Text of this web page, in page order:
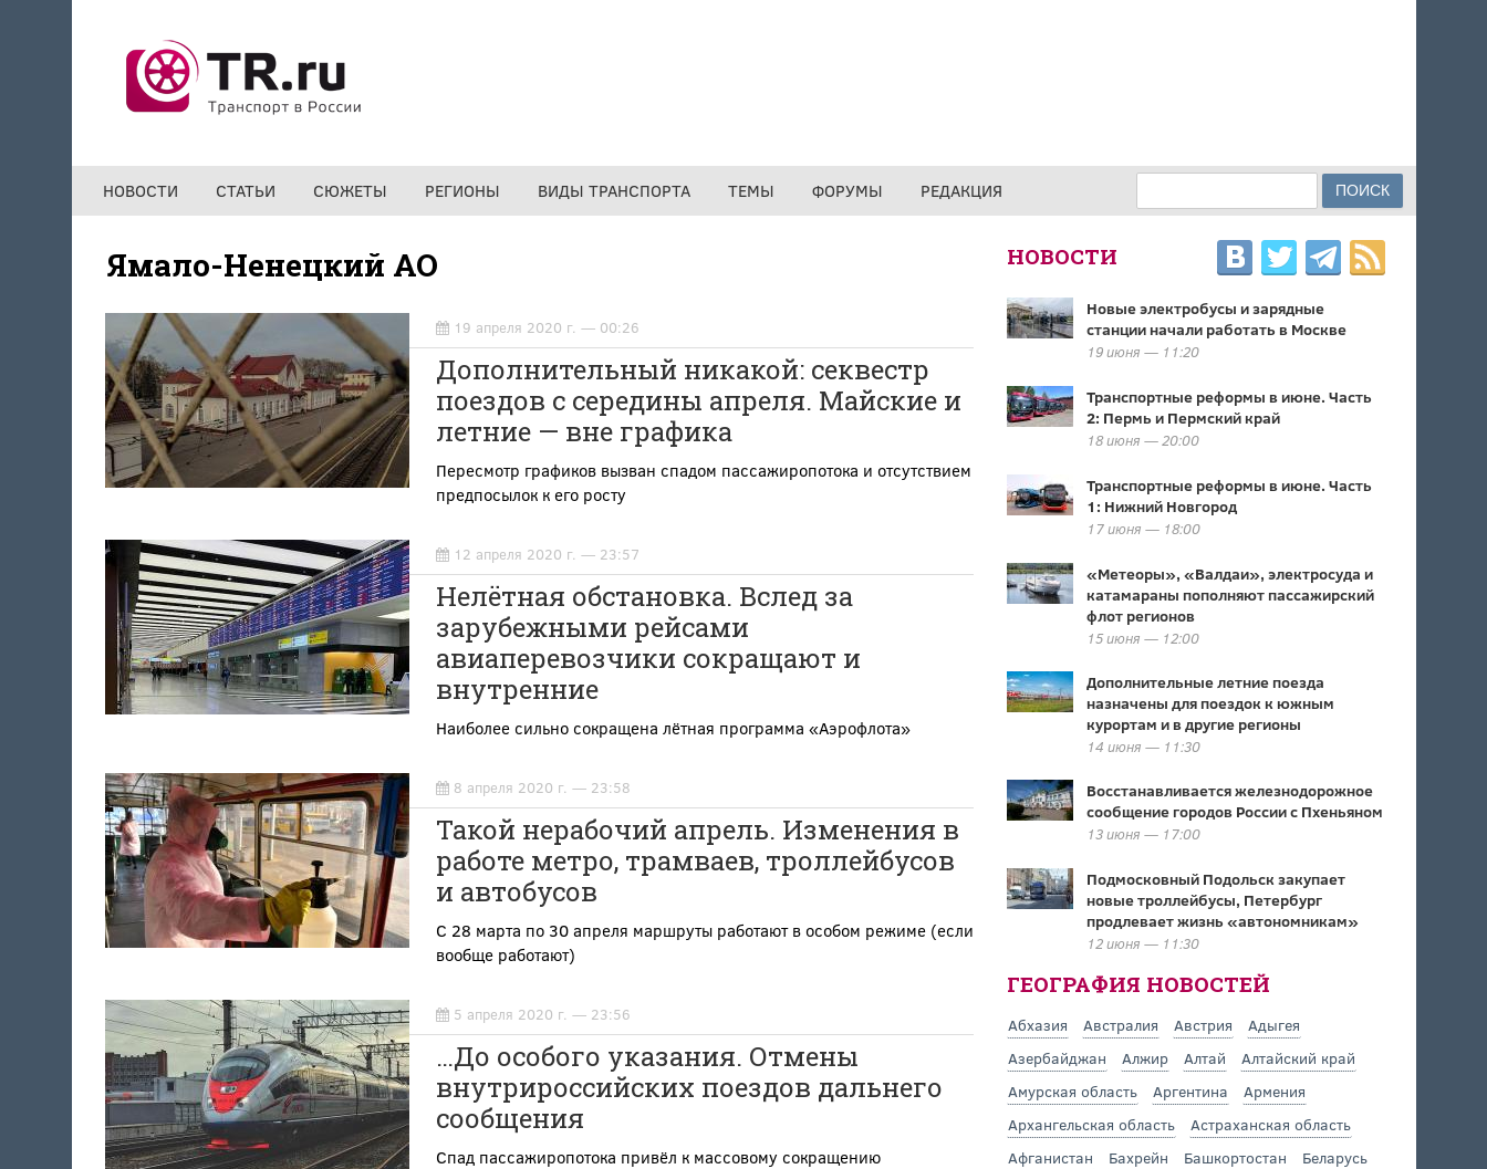
НОВОСТИ СТАТЬИ СЮЖЕТЫ РЕГИОНЫ ВИДЫ ТРАНСПОРТА ТЕМЫ ФОРУМЫ РЕДАКЦИЯ ФОРМА ПОИСКА
Ямало-Ненецкий АО
19 апреля 2020 г. — 00:26
Дополнительный никакой: секвестр
поездов с середины апреля. Майские и
летние — вне графика
Пересмотр графиков вызван спадом пассажиропотока и отсутствием
предпосылок к его росту
12 апреля 2020 г. — 23:57
Нелётная обстановка. Вслед за
зарубежными рейсами
авиаперевозчики сокращают и
внутренние
Наиболее сильно сокращена лётная программа «Аэрофлота»
8 апреля 2020 г. — 23:58
Такой нерабочий апрель. Изменения в
работе метро, трамваев, троллейбусов
и автобусов
С 28 марта по 30 апреля маршруты работают в особом режиме (если
вообще работают)
5 апреля 2020 г. — 23:56
…До особого указания. Отмены
внутрироссийских поездов дальнего
сообщения
Спад пассажиропотока привёл к массовому сокращению
НОВОСТИ
Новые электробусы и зарядные
станции начали работать в Москве
19 июня — 11:20
Транспортные реформы в июне. Часть
2: Пермь и Пермский край
18 июня — 20:00
Транспортные реформы в июне. Часть
1: Нижний Новгород
17 июня — 18:00
«Метеоры», «Валдаи», электросуда и
катамараны пополняют пассажирский
флот регионов
15 июня — 12:00
Дополнительные летние поезда
назначены для поездок к южным
курортам и в другие регионы
14 июня — 11:30
Восстанавливается железнодорожное
сообщение городов России с Пхеньяном
13 июня — 17:00
Подмосковный Подольск закупает
новые троллейбусы, Петербург
продлевает жизнь «автономникам»
12 июня — 11:30
ГЕОГРАФИЯ НОВОСТЕЙ
Абхазия Австралия Австрия
Адыгея
Азербайджан
Алжир Алтай
Алтайский край
Амурская область
Аргентина
Армения
Архангельская область
Астраханская область
Афганистан
Бахрейн Башкортостан
Беларусь